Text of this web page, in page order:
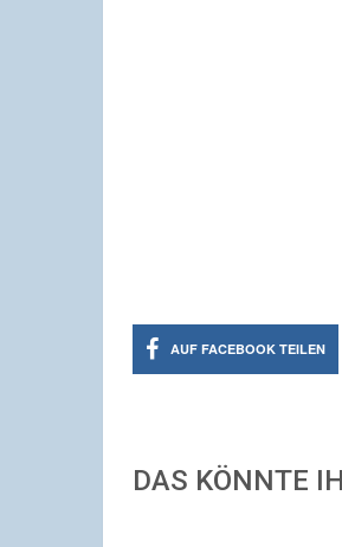
AUF FACEBOOK TEILEN
DAS KÖNNTE